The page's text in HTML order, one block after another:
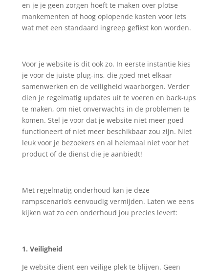
en je je geen zorgen hoeft te maken over plotse
mankementen of hoog oplopende kosten voor iets
wat met een standaard ingreep gefikst kon worden.
Voor je website is dit ook zo. In eerste instantie kies
je voor de juiste plug-ins, die goed met elkaar
samenwerken en de veiligheid waarborgen. Verder
dien je regelmatig updates uit te voeren en back-ups
te maken, om niet onverwachts in de problemen te
komen. Stel je voor dat je website niet meer goed
functioneert of niet meer beschikbaar zou zijn. Niet
leuk voor je bezoekers en al helemaal niet voor het
product of de dienst die je aanbiedt!
Met regelmatig onderhoud kan je deze
rampscenario’s eenvoudig vermijden. Laten we eens
kijken wat zo een onderhoud jou precies levert:
1. Veiligheid
Je website dient een veilige plek te blijven. Geen